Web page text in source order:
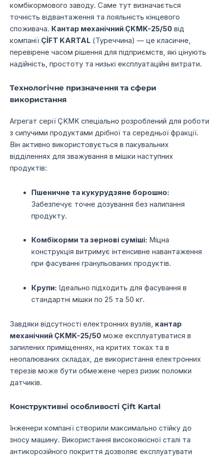
комбікормового заводу. Саме тут визначається
точність відвантаження та лояльність кінцевого
споживача. Кантар механічний ÇKMK-25/50 від
компанії ÇİFT KARTAL (Туреччина) — це класичне,
перевірене часом рішення для підприємств, які цінують
надійність, простоту та низькі експлуатаційні витрати.
Технологічне призначення та сфери
використання
Агрегат серії ÇKMK спеціально розроблений для роботи
з сипучими продуктами дрібної та середньої фракції.
Він активно використовується в пакувальних
відділеннях для зважування в мішки наступних
продуктів:
Пшеничне та кукурудзяне борошно:
Забезпечує точне дозування без налипання
продукту.
Комбікорми та зернові суміші: Міцна
конструкція витримує інтенсивне навантаження
при фасуванні гранульованих продуктів.
Крупи: Ідеально підходить для фасування в
стандартні мішки по 25 та 50 кг.
Завдяки відсутності електронних вузлів, кантар
механічний ÇKMK-25/50 може експлуатуватися в
запилених приміщеннях, на критих токах та в
неопалюваних складах, де використання електронних
терезів може бути обмежене через ризик поломки
датчиків.
Конструктивні особливості Çift Kartal
Інженери компанії створили максимально стійку до
зносу машину. Використання високоякісної сталі та
антикорозійного покриття дозволяє експлуатувати